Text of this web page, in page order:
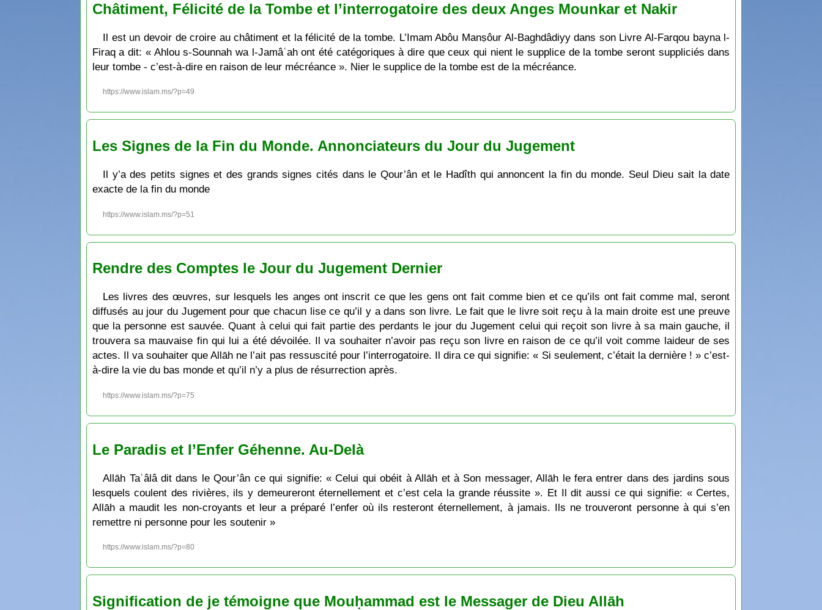
Châtiment, Félicité de la Tombe et l’interrogatoire des deux Anges Mounkar et Nakir
Il est un devoir de croire au châtiment et la félicité de la tombe. L’Imam Abôu Manṣôur Al-Baghdâdiyy dans son Livre Al-Farqou bayna l-
Firaq a dit: « Ahlou s-Sounnah wa l-Jamâʿah ont été catégoriques à dire que ceux qui nient le supplice de la tombe seront suppliciés dans
leur tombe - c’est-à-dire en raison de leur mécréance ». Nier le supplice de la tombe est de la mécréance.
https://www.islam.ms/?p=49
Les Signes de la Fin du Monde. Annonciateurs du Jour du Jugement
Il y’a des petits signes et des grands signes cités dans le Qour’ân et le Hadîth qui annoncent la fin du monde. Seul Dieu sait la date
exacte de la fin du monde
https://www.islam.ms/?p=51
Rendre des Comptes le Jour du Jugement Dernier
Les livres des œuvres, sur lesquels les anges ont inscrit ce que les gens ont fait comme bien et ce qu’ils ont fait comme mal, seront
diffusés au jour du Jugement pour que chacun lise ce qu’il y a dans son livre. Le fait que le livre soit reçu à la main droite est une preuve
que la personne est sauvée. Quant à celui qui fait partie des perdants le jour du Jugement celui qui reçoit son livre à sa main gauche, il
trouvera sa mauvaise fin qui lui a été dévoilée. Il va souhaiter n’avoir pas reçu son livre en raison de ce qu’il voit comme laideur de ses
actes. Il va souhaiter que Allāh ne l’ait pas ressuscité pour l’interrogatoire. Il dira ce qui signifie: « Si seulement, c’était la dernière ! » c’est-
à-dire la vie du bas monde et qu’il n’y a plus de résurrection après.
https://www.islam.ms/?p=75
Le Paradis et l’Enfer Géhenne. Au-Delà
Allāh Taʿâlâ dit dans le Qour’ân ce qui signifie: « Celui qui obéit à Allāh et à Son messager, Allāh le fera entrer dans des jardins sous
lesquels coulent des rivières, ils y demeureront éternellement et c’est cela la grande réussite ». Et Il dit aussi ce qui signifie: « Certes,
Allāh a maudit les non-croyants et leur a préparé l’enfer où ils resteront éternellement, à jamais. Ils ne trouveront personne à qui s’en
remettre ni personne pour les soutenir »
https://www.islam.ms/?p=80
Signification de je témoigne que Mouḥammad est le Messager de Dieu Allāh